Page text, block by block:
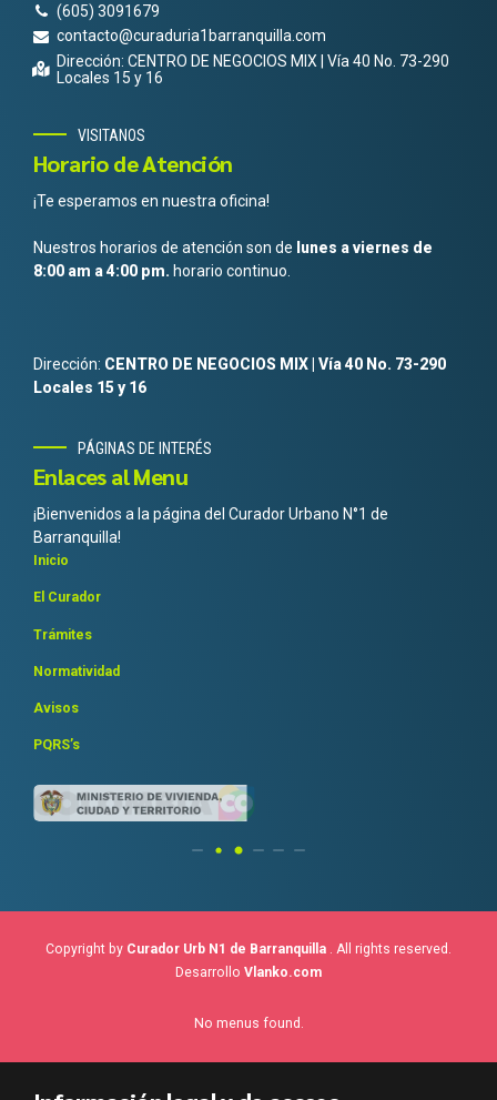
(605) 3091679
contacto@curaduria1barranquilla.com
Dirección: CENTRO DE NEGOCIOS MIX | Vía 40 No. 73-290
Locales 15 y 16
VISITANOS
Horario de Atención
¡Te esperamos en nuestra oficina!
Nuestros horarios de atención son de lunes a viernes de
8:00 am a 4:00 pm. horario continuo.
Dirección: CENTRO DE NEGOCIOS MIX | Vía 40 No. 73-290
Locales 15 y 16
PÁGINAS DE INTERÉS
Enlaces al Menu
¡Bienvenidos a la página del Curador Urbano N°1 de
Barranquilla!
Inicio
El Curador
Trámites
Normatividad
Avisos
PQRS’s
Copyright by Curador Urb N1 de Barranquilla . All rights reserved.
Desarrollo Vlanko.com
No menus found.